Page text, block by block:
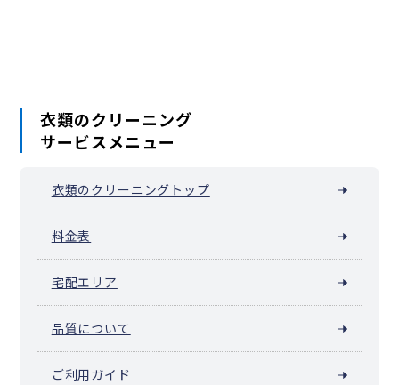
衣類のクリーニング
サービスメニュー
衣類のクリーニングトップ
料金表
宅配エリア
品質について
ご利用ガイド